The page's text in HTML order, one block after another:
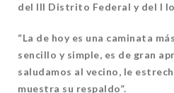
del III Distrito Federal y del I
“La de hoy es una caminata
sencillo y simple, es de gran
saludamos al vecino, le
muestra su respaldo”.